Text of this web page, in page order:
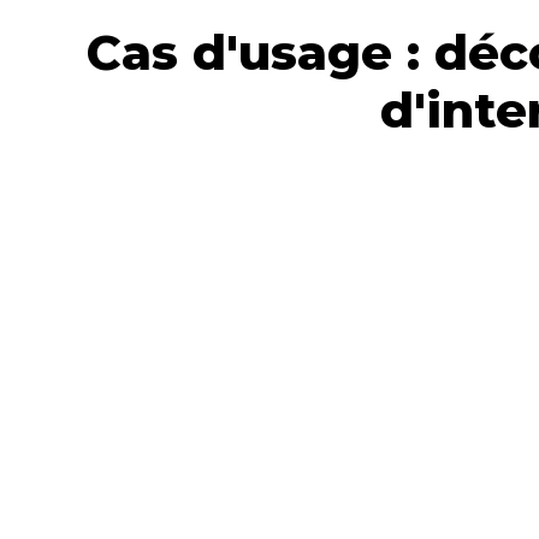
Cas d'usage :